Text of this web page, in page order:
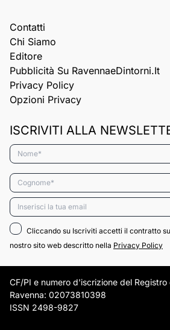
Contatti
Chi Siamo
Editore
Pubblicità Su RavennaeDintorni.it
Privacy Policy
Opzioni Privacy
ISCRIVITI ALLA
Nome*
Cognome*
Email*
Cliccando su Iscriviti accetti il contratto
nostro sito web descritto nella Privacy Policy
CF/PI e numero d'iscrizione del
Ravenna: 02073810398
ISSN 2498-9827